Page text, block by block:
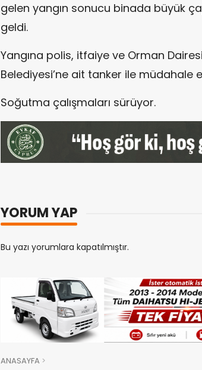
gelen yangın sonucu binada büyük
geldi.
Yangına polis, itfaiye ve Orman
Belediyesi’ne ait tanker ile müdahale
Soğutma çalışmaları sürüyor.
YORUM YAP
Bu yazı yorumlara kapatılmıştır.
ANASAYFA